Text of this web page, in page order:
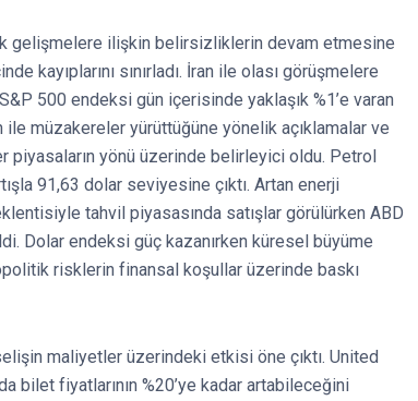
gelişmelere ilişkin belirsizliklerin devam etmesine
kayıplarını sınırladı. İran ile olası görüşmelere
500 endeksi gün içerisinde yaklaşık %1’e varan
müzakereler yürüttüğüne yönelik açıklamalar ve
piyasaların yönü üzerinde belirleyici oldu. Petrol
91,63 dolar seviyesine çıktı. Artan enerji
tahvil piyasasında satışlar görülürken ABD
Dolar endeksi güç kazanırken küresel büyüme
risklerin finansal koşullar üzerinde baskı
maliyetler üzerindeki etkisi öne çıktı. United
bilet fiyatlarının %20’ye kadar artabileceğini